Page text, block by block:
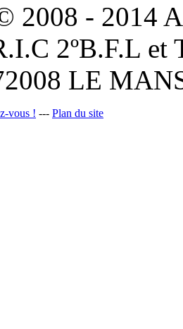
2008 - 2014
2ºB.F.L
LE
vous ! --- Plan du site